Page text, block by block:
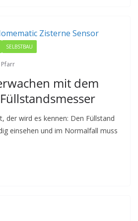
SELBSTBAU
Pfarr
mit dem
der wird es kennen: Den Füllstand
einsehen und im Normalfall muss